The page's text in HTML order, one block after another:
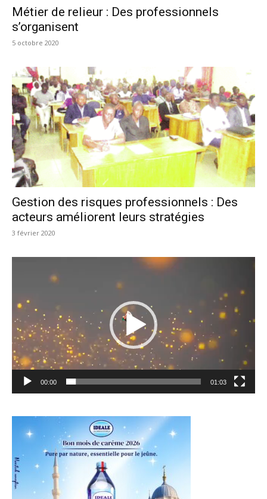
Métier de relieur : Des professionnels
s’organisent
5 octobre 2020
Gestion des risques professionnels : Des
acteurs améliorent leurs stratégies
3 février 2020
00:00 01:03